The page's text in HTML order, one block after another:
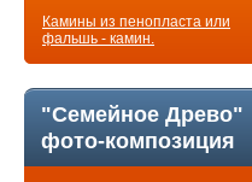
Камины из пенопласта или
фальшь - камин.
"Семейное Древо"
фото-композиция